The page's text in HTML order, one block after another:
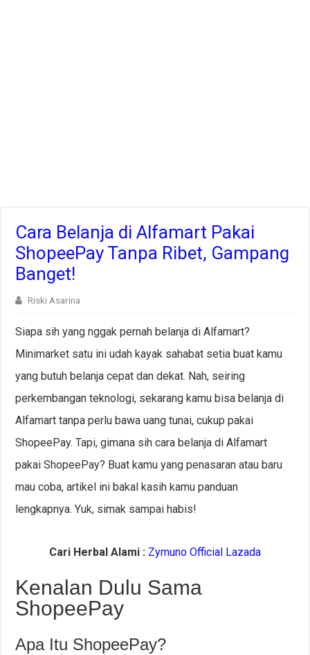
Cara Belanja di Alfamart Pakai
ShopeePay Tanpa Ribet, Gampang
Banget!
Riski Asarina
Siapa sih yang nggak pernah belanja di Alfamart?
Minimarket satu ini udah kayak sahabat setia buat kamu
yang butuh belanja cepat dan dekat. Nah, seiring
perkembangan teknologi, sekarang kamu bisa belanja di
Alfamart tanpa perlu bawa uang tunai, cukup pakai
ShopeePay. Tapi, gimana sih cara belanja di Alfamart
pakai ShopeePay? Buat kamu yang penasaran atau baru
mau coba, artikel ini bakal kasih kamu panduan
lengkapnya. Yuk, simak sampai habis!
Cari Herbal Alami : Zymuno Official Lazada
Kenalan Dulu Sama
ShopeePay
Apa Itu ShopeePay?